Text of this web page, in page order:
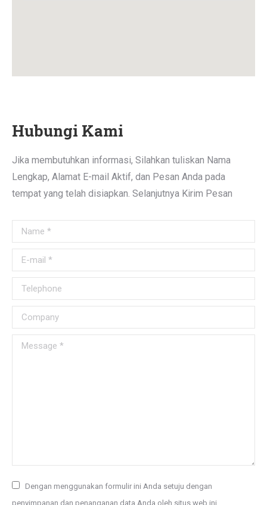
Hubungi Kami
Jika membutuhkan informasi, Silahkan tuliskan Nama
Lengkap, Alamat E-mail Aktif, dan Pesan Anda pada
tempat yang telah disiapkan. Selanjutnya Kirim Pesan
Name *
E-mail *
Telephone
Company
Message *
Dengan menggunakan formulir ini Anda setuju dengan
penyimpanan dan penanganan data Anda oleh situs web ini.